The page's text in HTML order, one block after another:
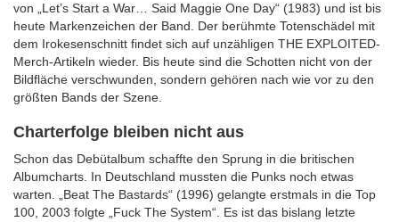
von „Let’s Start a War… Said Maggie One Day“ (1983) und ist bis
heute Markenzeichen der Band. Der berühmte Totenschädel mit
dem Irokesenschnitt findet sich auf unzähligen THE EXPLOITED-
Merch-Artikeln wieder. Bis heute sind die Schotten nicht von der
Bildfläche verschwunden, sondern gehören nach wie vor zu den
größten Bands der Szene.
Charterfolge bleiben nicht aus
Schon das Debütalbum schaffte den Sprung in die britischen
Albumcharts. In Deutschland mussten die Punks noch etwas
warten. „Beat The Bastards“ (1996) gelangte erstmals in die Top
100, 2003 folgte „Fuck The System“. Es ist das bislang letzte